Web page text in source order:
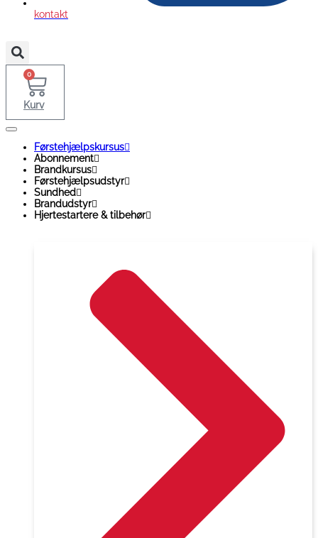
kontakt
0
Kurv
Førstehjælpskursus
Abonnement
Brandkursus
Førstehjælpsudstyr
Sundhed
Brandudstyr
Hjertestartere & tilbehør